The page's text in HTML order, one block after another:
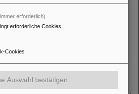
7. bis 9. November 2023 mit einem
Luisencenter im Herzen von
enorm, der Stand an allen drei Tagen stark
Gäste erwarteten zwei Mitmach-
Beschleunigungsprozess und auch die
neuen spielerisch erfahren ließen.
erforderlich)
erforderliche Cookies
Cookies
Auswahl bestätigen